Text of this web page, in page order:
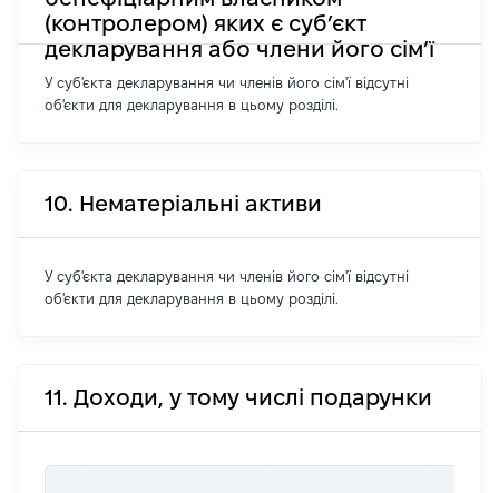
(контролером) яких є суб’єкт
декларування або члени його сім’ї
У суб'єкта декларування чи членів його сім'ї відсутні
об'єкти для декларування в цьому розділі.
10. Нематеріальні активи
У суб'єкта декларування чи членів його сім'ї відсутні
об'єкти для декларування в цьому розділі.
11. Доходи, у тому числі подарунки